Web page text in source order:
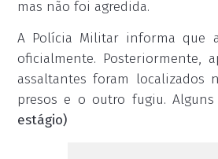
mas não foi agredida.
A Polícia Militar informa que
oficialmente. Posteriormente,
assaltantes foram localizados
presos e o outro fugiu.
estágio)